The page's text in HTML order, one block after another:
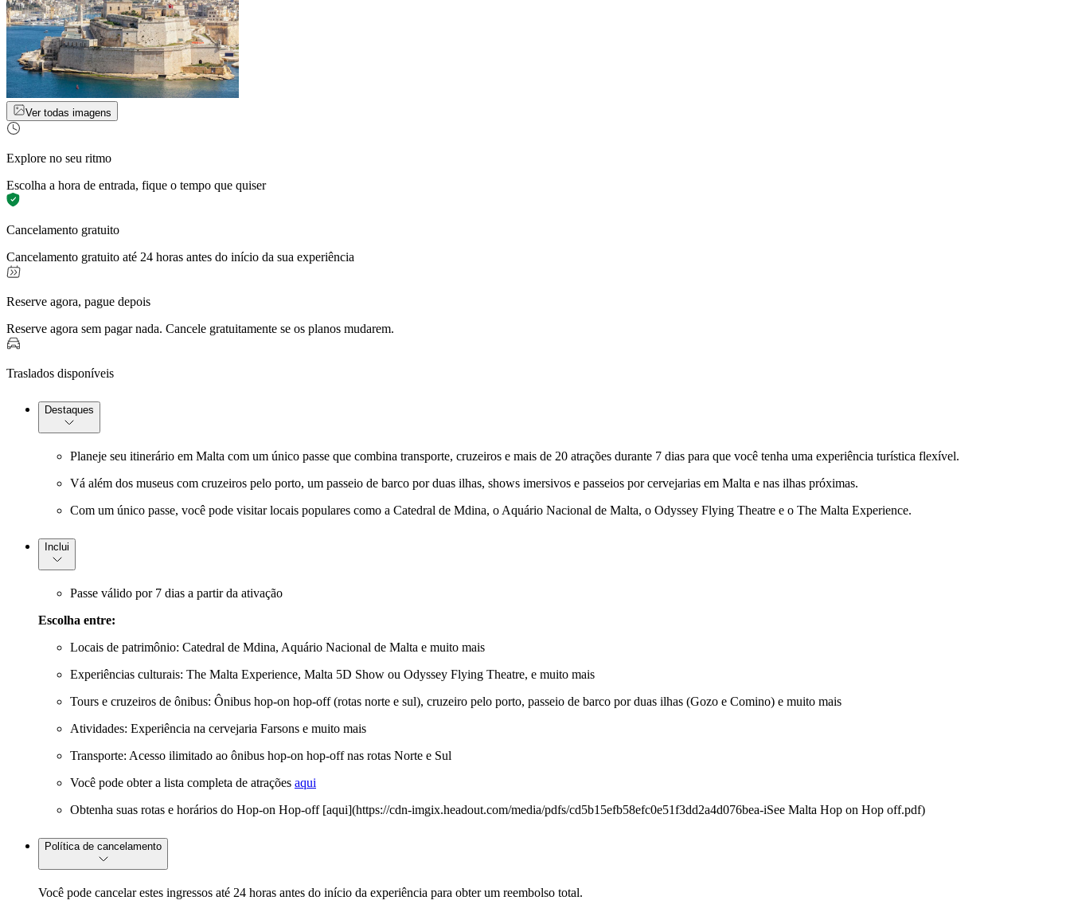
Ver todas imagens
Explore no seu ritmo
Escolha a hora de entrada, fique o tempo que quiser
Cancelamento gratuito
Cancelamento gratuito até 24 horas antes do início da sua experiência
Reserve agora, pague depois
Reserve agora sem pagar nada. Cancele gratuitamente se os planos mudarem.
Traslados disponíveis
Destaques
Planeje seu itinerário em Malta com um único passe que combina transporte, cruzeiros e mais de 20 atrações durante 7 dias para que você tenha uma experiência turística flexível.
Vá além dos museus com cruzeiros pelo porto, um passeio de barco por duas ilhas, shows imersivos e passeios por cervejarias em Malta e nas ilhas próximas.
Com um único passe, você pode visitar locais populares como a Catedral de Mdina, o Aquário Nacional de Malta, o Odyssey Flying Theatre e o The Malta Experience.
Inclui
Passe válido por 7 dias a partir da ativação
Escolha entre:
Locais de patrimônio: Catedral de Mdina, Aquário Nacional de Malta e muito mais
Experiências culturais: The Malta Experience, Malta 5D Show ou Odyssey Flying Theatre, e muito mais
Tours e cruzeiros de ônibus: Ônibus hop-on hop-off (rotas norte e sul), cruzeiro pelo porto, passeio de barco por duas ilhas (Gozo e Comino) e muito mais
Atividades: Experiência na cervejaria Farsons e muito mais
Transporte: Acesso ilimitado ao ônibus hop-on hop-off nas rotas Norte e Sul
Você pode obter a lista completa de atrações aqui
Obtenha suas rotas e horários do Hop-on Hop-off [aqui](https://cdn-imgix.headout.com/media/pdfs/cd5b15efb58efc0e51f3dd2a4d076bea-iSee Malta Hop on Hop off.pdf)
Política de cancelamento
Você pode cancelar estes ingressos até 24 horas antes do início da experiência para obter um reembolso total.